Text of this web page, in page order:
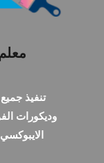
تنفيذ
وديكورات